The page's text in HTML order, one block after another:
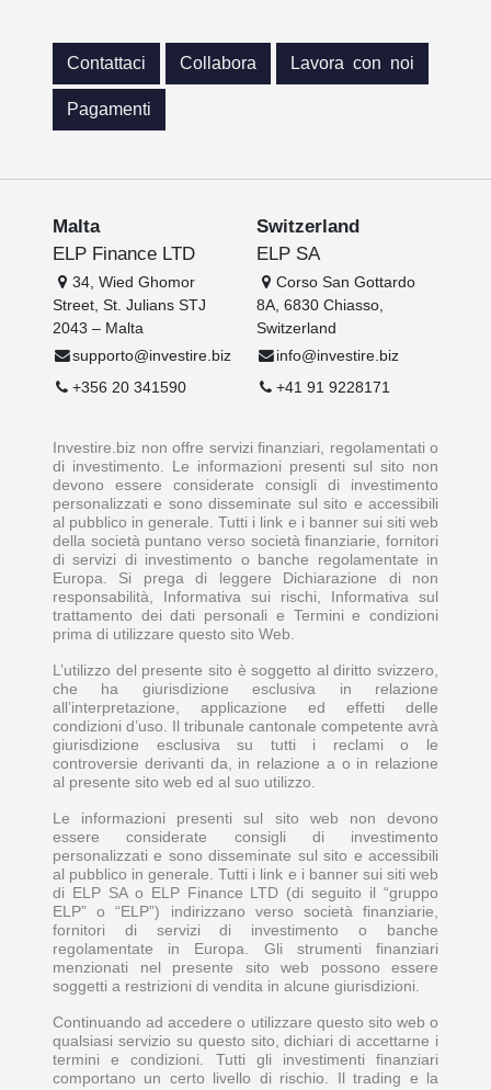
Contattaci Collabora Lavora con noi
Pagamenti
Malta
ELP Finance LTD
34, Wied Ghomor
Street, St. Julians STJ
2043 – Malta
supporto@investire.biz
+356 20 341590
Switzerland
ELP SA
Corso San Gottardo
8A, 6830 Chiasso,
Switzerland
info@investire.biz
+41 91 9228171
Investire.biz non offre servizi finanziari, regolamentati o
di investimento. Le informazioni presenti sul sito non
devono essere considerate consigli di investimento
personalizzati e sono disseminate sul sito e accessibili
al pubblico in generale. Tutti i link e i banner sui siti web
della società puntano verso società finanziarie, fornitori
di servizi di investimento o banche regolamentate in
Europa. Si prega di leggere Dichiarazione di non
responsabilità, Informativa sui rischi, Informativa sul
trattamento dei dati personali e Termini e condizioni
prima di utilizzare questo sito Web.
L’utilizzo del presente sito è soggetto al diritto svizzero,
che ha giurisdizione esclusiva in relazione
all’interpretazione, applicazione ed effetti delle
condizioni d’uso. Il tribunale cantonale competente avrà
giurisdizione esclusiva su tutti i reclami o le
controversie derivanti da, in relazione a o in relazione
al presente sito web ed al suo utilizzo.
Le informazioni presenti sul sito web non devono
essere considerate consigli di investimento
personalizzati e sono disseminate sul sito e accessibili
al pubblico in generale. Tutti i link e i banner sui siti web
di ELP SA o ELP Finance LTD (di seguito il “gruppo
ELP” o “ELP”) indirizzano verso società finanziarie,
fornitori di servizi di investimento o banche
regolamentate in Europa. Gli strumenti finanziari
menzionati nel presente sito web possono essere
soggetti a restrizioni di vendita in alcune giurisdizioni.
Continuando ad accedere o utilizzare questo sito web o
qualsiasi servizio su questo sito, dichiari di accettarne i
termini e condizioni. Tutti gli investimenti finanziari
comportano un certo livello di rischio. Il trading e la